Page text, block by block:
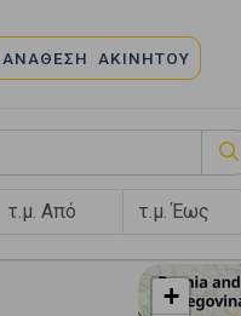
ΑΝΑΘΕΣΗ ΑΚΙΝΗΤΟΥ
+